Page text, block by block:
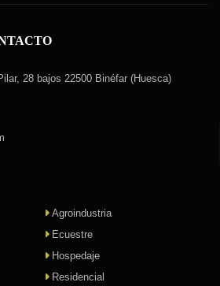
28 bajos 22500 Binéfar (Huesca)
Agroindustria
Ecuestre
Hospedaje
Residencial